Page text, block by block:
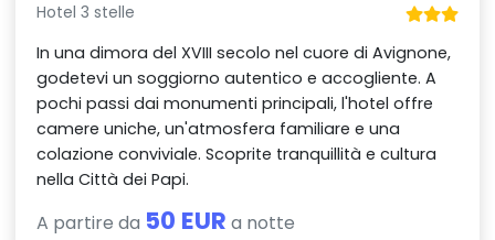
Hotel 3 stelle
In una dimora del XVIII secolo nel cuore di Avignone,
godetevi un soggiorno autentico e accogliente. A
pochi passi dai monumenti principali, l'hotel offre
camere uniche, un'atmosfera familiare e una
colazione conviviale. Scoprite tranquillità e cultura
nella Città dei Papi.
A partire da 50 EUR a notte